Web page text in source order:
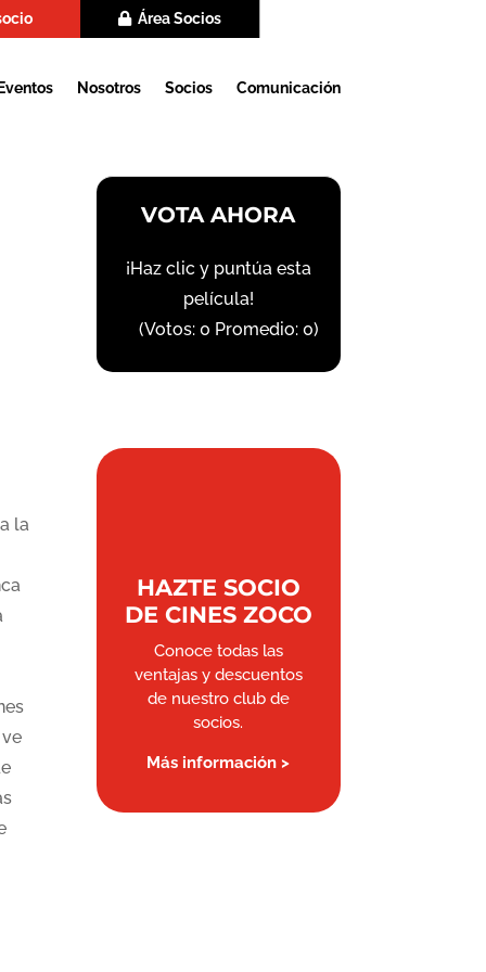
Área Socios
Nosotros Socios Comunicación
la
VOTA AHORA
¡Haz clic y puntúa esta
película!
(Votos:0 Promedio:0)
HAZTE SOCIO
DE CINES ZOCO
Conoce todas las
ventajas y descuentos
de nuestro club de
socios.
Más información >